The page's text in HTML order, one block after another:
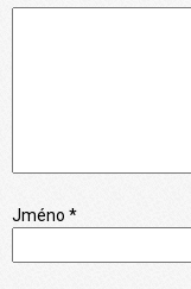
Jméno *